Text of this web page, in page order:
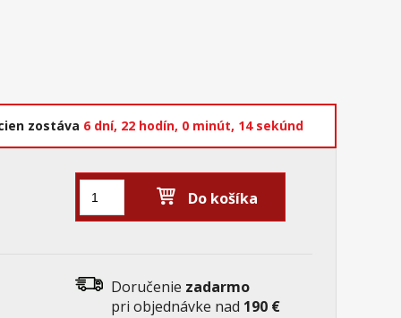
zostáva 6 dní, 22 hodín, 0 minút, 13 sekúnd
Do košíka
Doručenie zadarmo
pri objednávke nad 190 €